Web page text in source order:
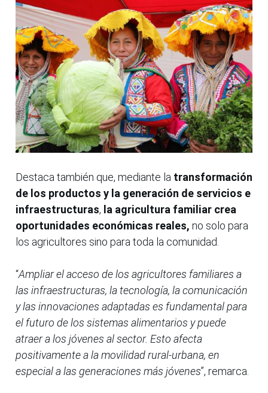
Destaca también que, mediante la transformación
de los productos y la generación de servicios e
infraestructuras, la agricultura familiar crea
oportunidades económicas reales, no solo para
los agricultores sino para toda la comunidad.
“Ampliar el acceso de los agricultores familiares a
las infraestructuras, la tecnología, la comunicación
y las innovaciones adaptadas es fundamental para
el futuro de los sistemas alimentarios y puede
atraer a los jóvenes al sector. Esto afecta
positivamente a la movilidad rural-urbana, en
especial a las generaciones más jóvenes”, remarca.